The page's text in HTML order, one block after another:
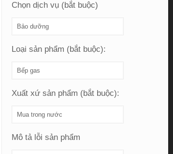
Chọn dịch vụ (bắt buộc)
Loại sản phẩm (bắt buộc):
Xuất xứ sản phẩm (bắt buộc):
Mô tả lỗi sản phẩm